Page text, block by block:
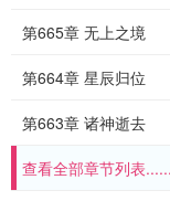
第665章 无上之境
第664章 星辰归位
第663章 诸神逝去
查看全部章节列表......